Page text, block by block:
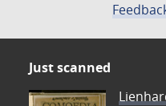
Just scanned